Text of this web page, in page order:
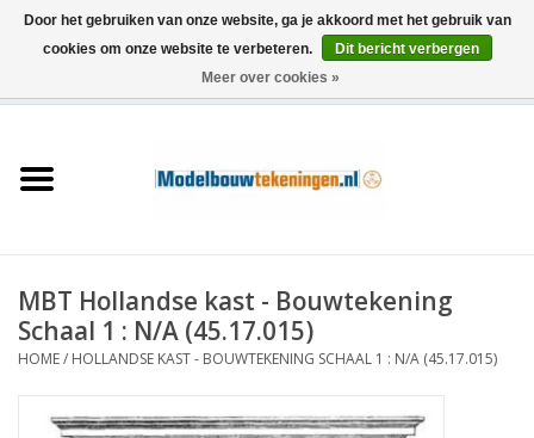
Schepen
Houtbouw
MBT Hollandse kast - Bouwtekening
Schaal 1 : N/A (45.17.015)
HOME/ HOLLANDSE KAST - BOUWTEKENING SCHAAL 1 : N/A (45.17.015)
Door het gebruiken van onze website, ga je akkoord met het gebruik van
cookies om onze website te verbeteren.
Dit bericht verbergen
Meer over cookies »